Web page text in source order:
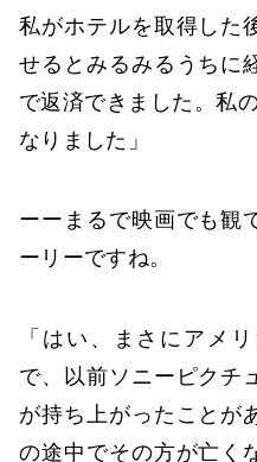
私がホテルを取得した
せるとみるみるうちに
で返済できました。私
なりました」
ーーまるで映画でも観
ーリーですね。
「はい、まさにアメ
で、以前ソニーピクチ
が持ち上がったことが
の途中でその方が亡く